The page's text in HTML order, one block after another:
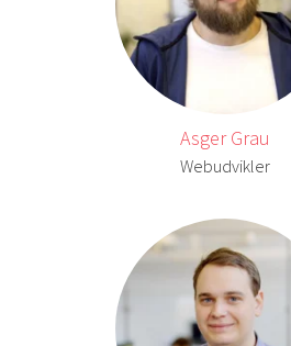
Asger Grau
Webudvikler